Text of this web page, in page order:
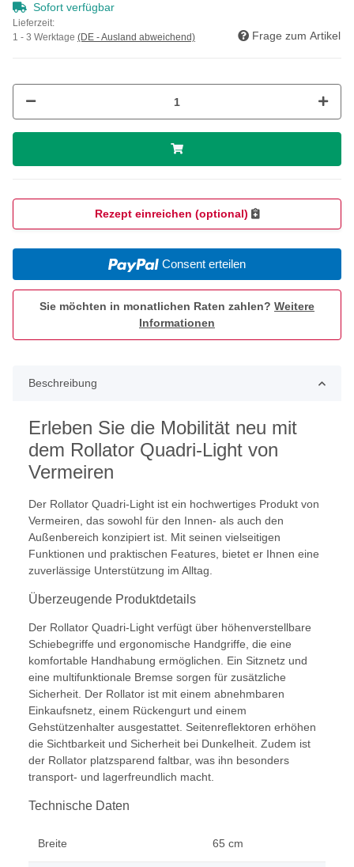
Sofort verfügbar
Lieferzeit:
1 - 3 Werktage (DE - Ausland abweichend) Frage zum Artikel
Rezept einreichen (optional)
Consent erteilen
Sie möchten in monatlichen Raten zahlen? Weitere
Informationen
Beschreibung
Erleben Sie die Mobilität neu mit
dem Rollator Quadri-Light von
Vermeiren
Der Rollator Quadri-Light ist ein hochwertiges Produkt von
Vermeiren, das sowohl für den Innen- als auch den
Außenbereich konzipiert ist. Mit seinen vielseitigen
Funktionen und praktischen Features, bietet er Ihnen eine
zuverlässige Unterstützung im Alltag.
Überzeugende Produktdetails
Der Rollator Quadri-Light verfügt über höhenverstellbare
Schiebegriffe und ergonomische Handgriffe, die eine
komfortable Handhabung ermöglichen. Ein Sitznetz und
eine multifunktionale Bremse sorgen für zusätzliche
Sicherheit. Der Rollator ist mit einem abnehmbaren
Einkaufsnetz, einem Rückengurt und einem
Gehstützenhalter ausgestattet. Seitenreflektoren erhöhen
die Sichtbarkeit und Sicherheit bei Dunkelheit. Zudem ist
der Rollator platzsparend faltbar, was ihn besonders
transport- und lagerfreundlich macht.
Technische Daten
Breite 65 cm